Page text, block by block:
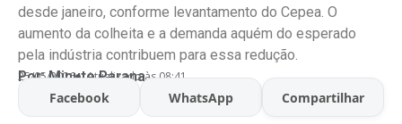
desde janeiro, conforme levantamento do Cepea. O
aumento da colheita e a demanda aquém do esperado
pela indústria contribuem para essa redução.
Por:Minuto Parana
25/05/2026 Atualizado às 08:41
Facebook WhatsApp Compartilhar